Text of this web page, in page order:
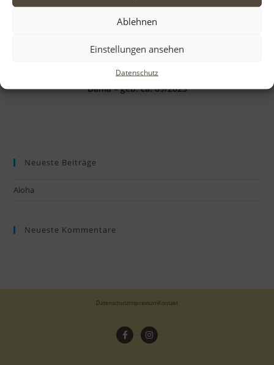
Ablehnen
Einstellungen ansehen
Datenschutz
Dama – geb. ca. 09/2025
Neueste Beiträge
Aloha
Neueste Kommentare
DatenschutzImpressumKontakt